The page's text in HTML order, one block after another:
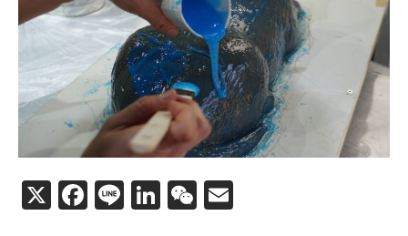
X
F
Li
Li
W